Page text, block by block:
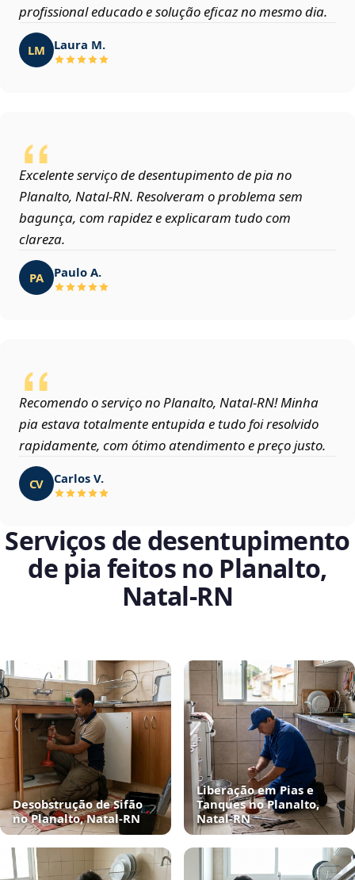
profissional educado e solução eficaz no mesmo dia.
LM Laura M.
Excelente serviço de desentupimento de pia no
Planalto, Natal‑RN. Resolveram o problema sem
bagunça, com rapidez e explicaram tudo com
clareza.
PA Paulo A.
Recomendo o serviço no Planalto, Natal‑RN! Minha
pia estava totalmente entupida e tudo foi resolvido
rapidamente, com ótimo atendimento e preço justo.
CV Carlos V.
Serviços de desentupimento
de pia feitos no Planalto,
Natal‑RN
Desobstrução de Sifão
no Planalto, Natal‑RN
Liberação em Pias e
Tanques no Planalto,
Natal‑RN